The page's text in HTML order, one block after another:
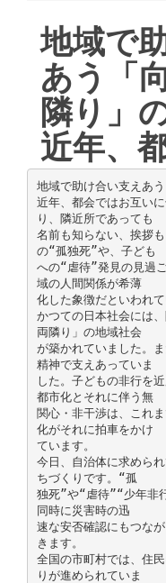
地域で
あう「
隣り」
近年、
地域で助け合い支えあ
近年、都会ではお互い
り、隣近所であっても
名前も知らない、挨拶
の“孤独死”や、子ども
への“虐待”発見の見過
域の人間関係が希薄
化した象徴だといわれて
かつての日本社会には
両隣り」の地域社会
が築かれていました。
精神で支えあっていま
した。子どもの非行を
都市化とそれに伴う無
関心・非干渉は、これ
化がそれに拍車をかけ
ています。
今日、自治体に求めら
ちづくりです。“孤
独死”や“虐待”“少年非
同時に災害時の迅
速な安否確認にもつな
きます。
全国の市町村では、住
りが進められていま